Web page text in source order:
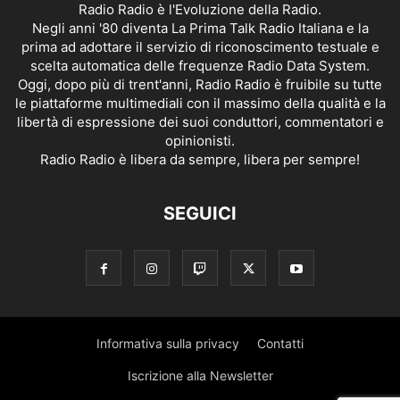
Radio Radio è l'Evoluzione della Radio.
Negli anni '80 diventa La Prima Talk Radio Italiana e la
prima ad adottare il servizio di riconoscimento testuale e
scelta automatica delle frequenze Radio Data System.
Oggi, dopo più di trent'anni, Radio Radio è fruibile su tutte
le piattaforme multimediali con il massimo della qualità e la
libertà di espressione dei suoi conduttori, commentatori e
opinionisti.
Radio Radio è libera da sempre, libera per sempre!
SEGUICI
Informativa sulla privacy Contatti
Iscrizione alla Newsletter